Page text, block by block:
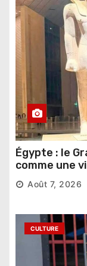
Égypte : le
comme une
pharaonique
étrangers
Août 7, 2026
CULTURE